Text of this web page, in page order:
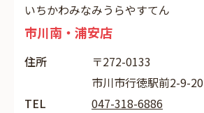
いちかわみなみうらやすてん
市川南・浦安店
住所
〒272-0133
市川市行徳駅前2-9-20
TEL
047-318-6886